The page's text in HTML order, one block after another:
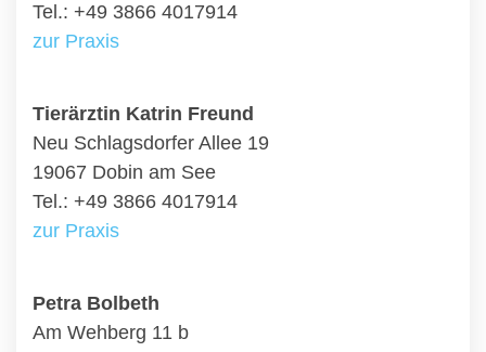
Tel.: +49 3866 4017914
zur Praxis
Tierärztin Katrin Freund
Neu Schlagsdorfer Allee 19
19067 Dobin am See
Tel.: +49 3866 4017914
zur Praxis
Petra Bolbeth
Am Wehberg 11 b